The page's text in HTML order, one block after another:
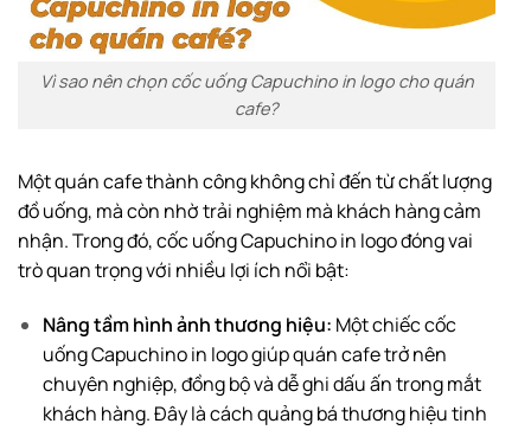
Vì sao nên chọn cốc uống Capuchino in logo cho quán
cafe?
Một quán cafe thành công không chỉ đến từ chất lượng
đồ uống, mà còn nhờ trải nghiệm mà khách hàng cảm
nhận. Trong đó, cốc uống Capuchino in logo đóng vai
trò quan trọng với nhiều lợi ích nổi bật:
Nâng tầm hình ảnh thương hiệu: Một chiếc cốc
uống Capuchino in logo giúp quán cafe trở nên
chuyên nghiệp, đồng bộ và dễ ghi dấu ấn trong mắt
khách hàng. Đây là cách quảng bá thương hiệu tinh